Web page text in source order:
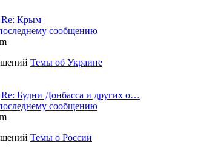
Re: Крым
сообщению
Темы об Украине
Re: Будни Донбасса и других о…
сообщению
Темы о России